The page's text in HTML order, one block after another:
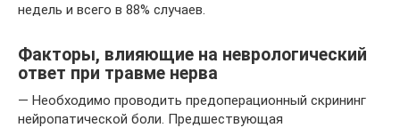
недель и всего в 88% случаев.
Факторы, влияющие на неврологический
ответ при травме нерва
— Необходимо проводить предоперационный скрининг
нейропатической боли. Предшествующая